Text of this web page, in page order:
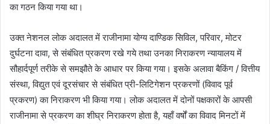
का गठन किया गया था।
उक्त नेशनल लोक अदालत में राजीनामा योग्य दाण्डिक सिविल, परिवार, मोटर
दुर्घटना दावा, से संबंधित प्रकरण रखे गये तथा उनका निराकरण न्यायालय में
सौहार्दपूर्ण तरीके से समझौते के आधार पर किया गया। इसके अलावा बैकिंग / वित्तीय
संस्था, विद्युत एवं दूरसंचार से संबंधित प्री-लिटिगेशन प्रकरणों (विवाद पूर्व
प्रकरण) का निराकरण भी किया गया। लोक अदालत में दोनों पक्षकारों के आपसी
राजीनामा से प्रकरण का शीघ्र निराकरण होता है, यहाँ वर्षों का विवाद मिनटों में